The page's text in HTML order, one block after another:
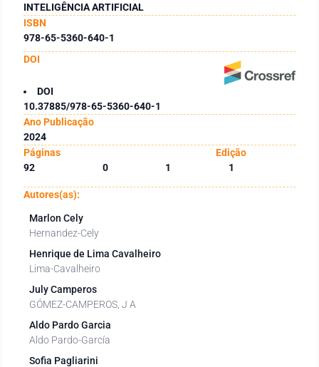
INTELIGÊNCIA ARTIFICIAL
ISBN
978-65-5360-640-1
DOI
DOI
10.37885/978-65-5360-640-1
Ano Publicação
2024
Páginas
Edição
92
0 1 1
Autores(as):
Marlon Cely
Hernandez-Cely
Henrique de Lima Cavalheiro
Lima-Cavalheiro
July Camperos
GÓMEZ-CAMPEROS, J A
Aldo Pardo Garcia
Aldo Pardo-García
Sofia Pagliarini